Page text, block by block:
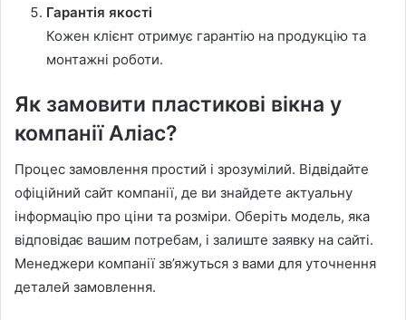
Гарантія якості
Кожен клієнт отримує гарантію на продукцію та
монтажні роботи.
Як замовити пластикові вікна у
компанії Аліас?
Процес замовлення простий і зрозумілий. Відвідайте
офіційний сайт компанії, де ви знайдете актуальну
інформацію про ціни та розміри. Оберіть модель, яка
відповідає вашим потребам, і залиште заявку на сайті.
Менеджери компанії зв’яжуться з вами для уточнення
деталей замовлення.